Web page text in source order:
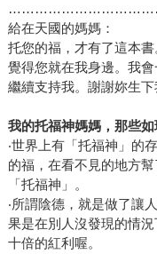
給在天國的媽媽：
托您的福，才有了這本
覺得您就在我身邊。我
繼續支持我。謝謝妳生下
我的托福神媽媽，那些
‧世界上有「托福神」的
的福，在看不見的地方
「托福神」。
‧所謂陰德，就是做了讓
果是在別人沒發現的情
十倍的紅利喔。